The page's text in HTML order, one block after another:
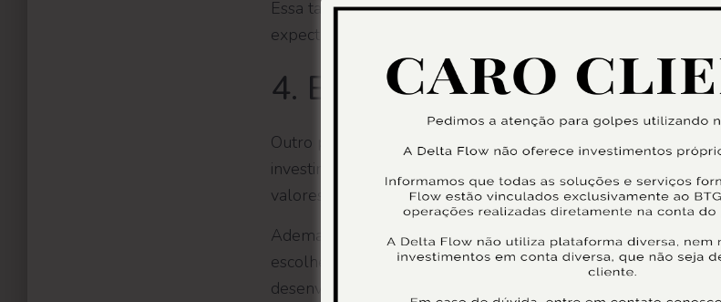
Essa também é uma forma de compreender quanto será
expectativas de
4. Entenda o seu capital
Outro passo fundamental é considerar qual é o nível de
investir nesse primeiro momento. Isso é importante porque
valores mínimos que devem ser disponibilizados.
Ademais, é uma questão que interfere na capacidade de
escolher múltiplos ativos ao iniciar os seus aportes. Para
desenvolver um planejamento financeiro.